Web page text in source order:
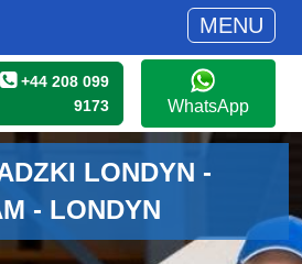
MENU
+44 208 099
9173
WhatsApp
LONDYN -
- LONDYN